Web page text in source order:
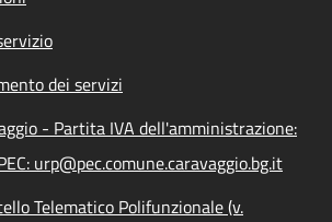
dei servizi
- Partita IVA dell'amministrazione:
urp@pec.comune.caravaggio.bg.it
Telematico Polifunzionale (v.